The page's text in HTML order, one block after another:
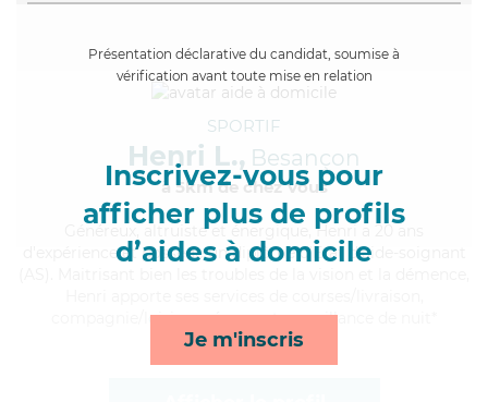
Présentation déclarative du candidat, soumise à
vérification avant toute mise en relation
Inscrivez-vous pour
afficher plus de profils
d’aides à domicile
Je m'inscris
SPORTIF
Henri L., Besançon
à 5km de chez Vous
, altruiste et énergique, Henri a 20 ans
d'expérience et possède un diplôme d'Etat d'aide-soignant
compagnie/loisirs, ménage et surveillance de nuit*